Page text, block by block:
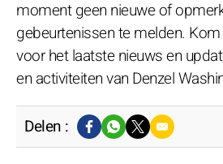
moment geen nieuwe of
gebeurtenissen te melden.
voor het laatste nieuws en
en activiteiten van Denzel
Delen :